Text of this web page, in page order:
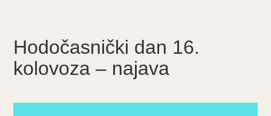
Hodočasnički dan 16.
kolovoza – najava